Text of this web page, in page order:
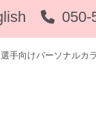
050-
手向けパーソナルカ